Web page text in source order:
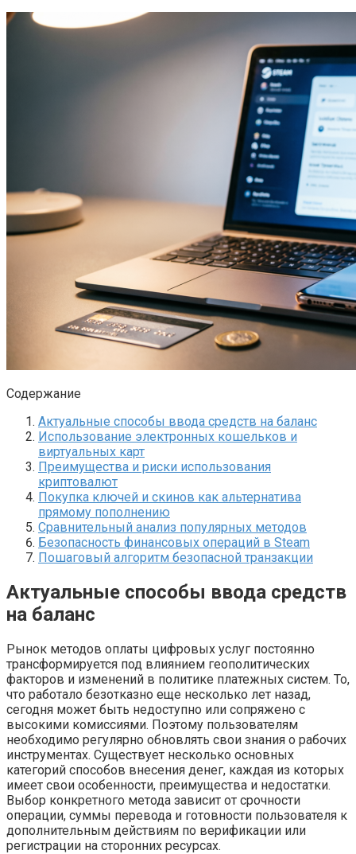
Содержание
Актуальные способы ввода средств на баланс
Использование электронных кошельков и
виртуальных карт
Преимущества и риски использования
криптовалют
Покупка ключей и скинов как альтернатива
прямому пополнению
Сравнительный анализ популярных методов
Безопасность финансовых операций в Steam
Пошаговый алгоритм безопасной транзакции
Актуальные способы ввода средств
на баланс
Рынок методов оплаты цифровых услуг постоянно
трансформируется под влиянием геополитических
факторов и изменений в политике платежных систем. То,
что работало безотказно еще несколько лет назад,
сегодня может быть недоступно или сопряжено с
высокими комиссиями. Поэтому пользователям
необходимо регулярно обновлять свои знания о рабочих
инструментах. Существует несколько основных
категорий способов внесения денег, каждая из которых
имеет свои особенности, преимущества и недостатки.
Выбор конкретного метода зависит от срочности
операции, суммы перевода и готовности пользователя к
дополнительным действиям по верификации или
регистрации на сторонних ресурсах.